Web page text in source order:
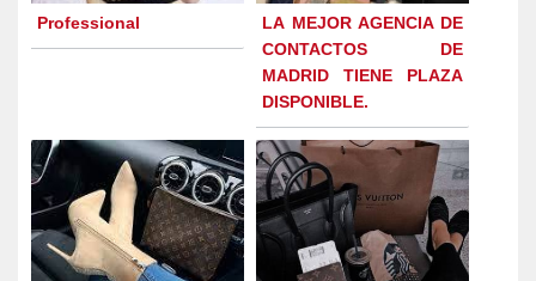
Professional
LA MEJOR AGENCIA DE
CONTACTOS DE
MADRID TIENE PLAZA
DISPONIBLE.